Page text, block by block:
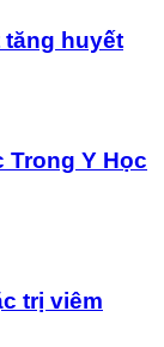
huyết
Y Học
trị viêm